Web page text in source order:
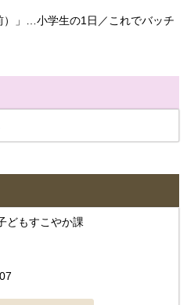
）」…小学生の1日／これでバッチ
どもすこやか課